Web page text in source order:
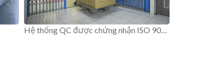
Hệ thống QC được chứng nhận ISO 9001.